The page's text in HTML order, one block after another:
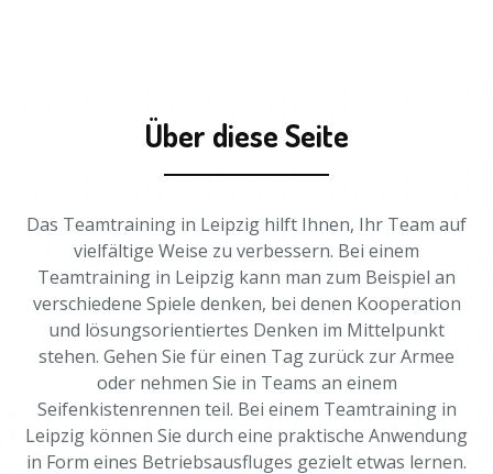
Über diese Seite
Das Teamtraining in Leipzig hilft Ihnen, Ihr Team auf
vielfältige Weise zu verbessern. Bei einem
Teamtraining in Leipzig kann man zum Beispiel an
verschiedene Spiele denken, bei denen Kooperation
und lösungsorientiertes Denken im Mittelpunkt
stehen. Gehen Sie für einen Tag zurück zur Armee
oder nehmen Sie in Teams an einem
Seifenkistenrennen teil. Bei einem Teamtraining in
Leipzig können Sie durch eine praktische Anwendung
in Form eines Betriebsausfluges gezielt etwas lernen.